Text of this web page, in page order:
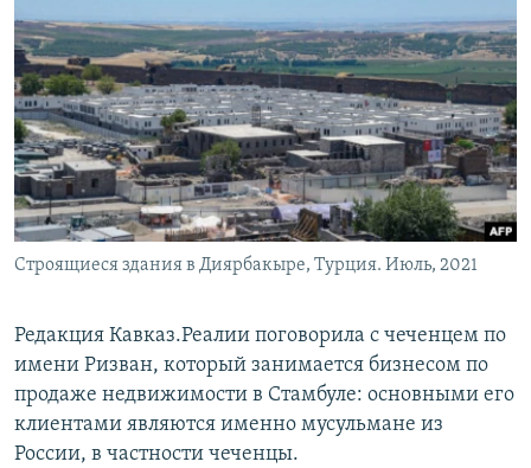
Строящиеся здания в Диярбакыре, Турция. Июль, 2021
Редакция Кавказ.Реалии поговорила с чеченцем по
имени Ризван, который занимается бизнесом по
продаже недвижимости в Стамбуле: основными его
клиентами являются именно мусульмане из
России, в частности чеченцы.